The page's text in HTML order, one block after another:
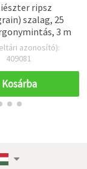
ripsz
szalag, 25
3 m
azonosító):
409081
Kosárba